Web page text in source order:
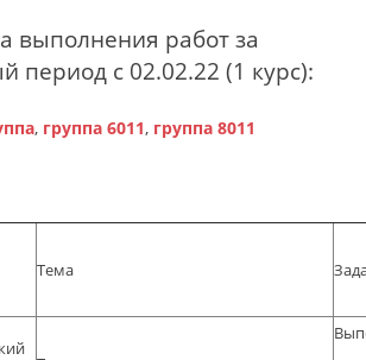
выполнения работ за
период с 02.02.22 (1 курс):
, группа 6011, группа 8011
Тема